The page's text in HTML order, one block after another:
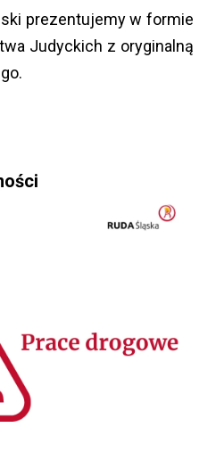
prezentujemy w formie
Judyckich z oryginalną